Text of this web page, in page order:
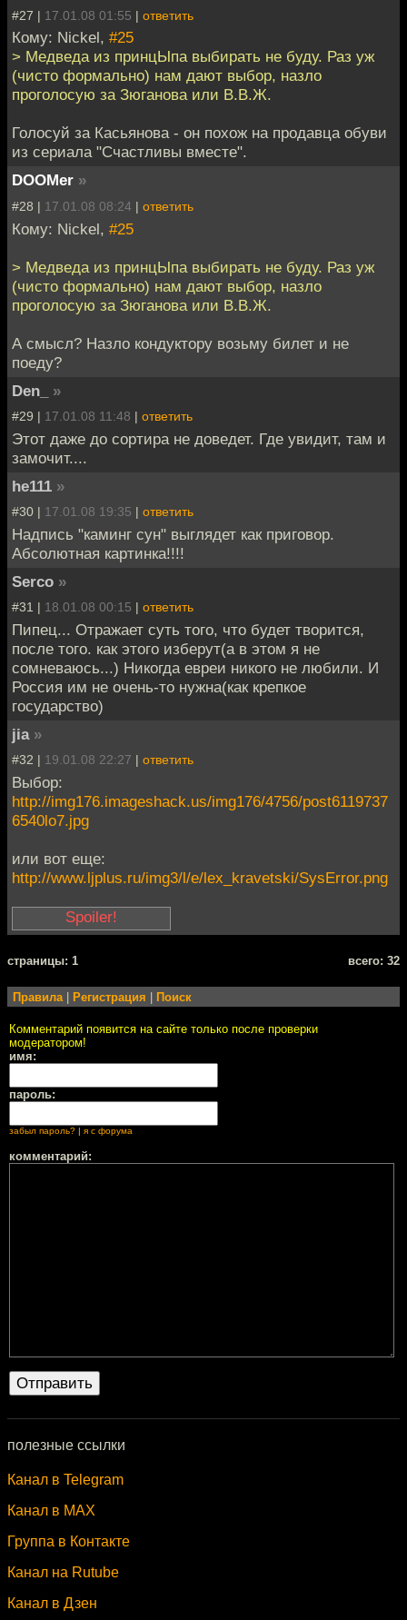
#27 | 17.01.08 01:55 | ответить
Кому: Nickel, #25
> Медведа из принцЫпа выбирать не буду. Раз уж
(чисто формально) нам дают выбор, назло
проголосую за Зюганова или В.В.Ж.
Голосуй за Касьянова - он похож на продавца обуви
из сериала "Счастливы вместе".
DOOMer »
#28 | 17.01.08 08:24 | ответить
Кому: Nickel, #25
> Медведа из принцЫпа выбирать не буду. Раз уж
(чисто формально) нам дают выбор, назло
проголосую за Зюганова или В.В.Ж.
А смысл? Назло кондуктору возьму билет и не
поеду?
Den_
»
#29 | 17.01.08 11:48 | ответить
Этот даже до сортира не доведет. Где увидит, там и
замочит....
he111 »
#30 | 17.01.08 19:35 | ответить
Надпись "каминг сун" выглядет как приговор.
Абсолютная картинка!!!!
Serco »
#31 | 18.01.08 00:15 | ответить
Пипец... Отражает суть того, что будет творится,
после того. как этого изберут(а в этом я не
сомневаюсь...) Никогда евреи никого не любили. И
Россия им не очень-то нужна(как крепкое
государство)
jia »
#32 | 19.01.08 22:27 | ответить
Выбор:
http://img176.imageshack.us/img176/4756/post6119737
6540lo7.jpg
или вот еще:
http://www.ljplus.ru/img3/l/e/lex_kravetski/SysError.png
Жаль, что нельзя
картинки в пост
вставлять :-(
cтраницы: 1 всего: 32
Правила| Регистрация Поиск
Комментарий появится на сайте только после проверки
модератором!
имя:
пароль:
забыл пароль? | я с форума
комментарий:
полезные ссылки
Канал в Telegram
Канал в MAX
Группа в Контакте
Канал на Rutube
Канал в Дзен